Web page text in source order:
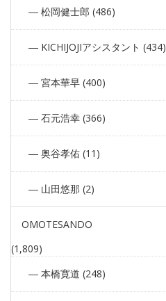
松岡健士郎 (486)
KICHIJOJIアシスタント (434)
宮本華早 (400)
石元浩幸 (366)
奥谷孝佑 (11)
山田悠那 (2)
OMOTESANDO
(1,809)
本橋寛道 (248)